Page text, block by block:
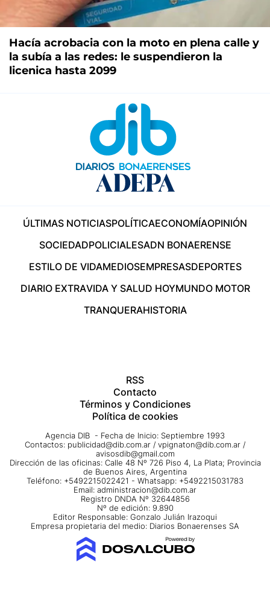
Hacía acrobacia con la moto en plena calle y
la subía a las redes: le suspendieron la
licenica hasta 2099
ÚLTIMAS NOTICIASPOLÍTICAECONOMÍAOPINIÓN
SOCIEDADPOLICIALESADN BONAERENSE
ESTILO DE VIDAMEDIOSEMPRESASDEPORTES
DIARIO EXTRAVIDA Y SALUD HOYMUNDO MOTOR
TRANQUERAHISTORIA
RSS
Contacto
Términos y Condiciones
Política de cookies
Agencia DIB - Fecha de Inicio: Septiembre 1993
Contactos: publicidad@dib.com.ar / vpignaton@dib.com.ar /
avisosdib@gmail.com
Dirección de las oficinas: Calle 48 Nº 726 Piso 4, La Plata; Provincia
de Buenos Aires, Argentina
Teléfono: +5492215022421 - Whatsapp: +5492215031783
Email: administracion@dib.com.ar
Registro DNDA Nº 32644856
Nº de edición: 9.890
Editor Responsable: Gonzalo Julián Irazoqui
Empresa propietaria del medio: Diarios Bonaerenses SA